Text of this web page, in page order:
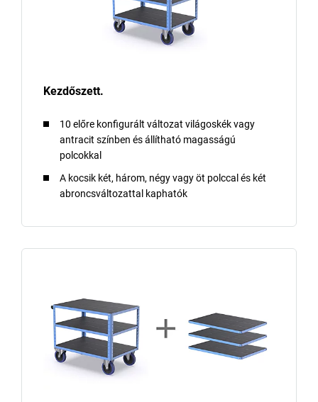
Kezdőszett.
10 előre konfigurált változat világoskék vagy
antracit színben és állítható magasságú
polcokkal
A kocsik két, három, négy vagy öt polccal és két
abroncsváltozattal kaphatók